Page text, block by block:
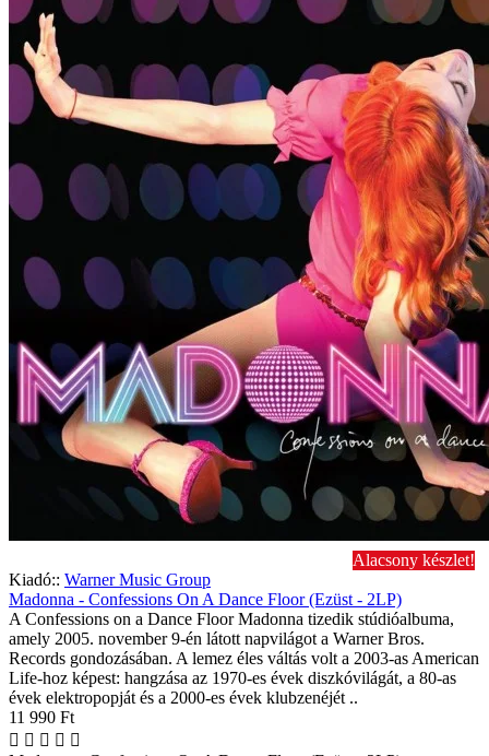
Alacsony készlet!
Kiadó:: Warner Music Group
Madonna - Confessions On A Dance Floor (Ezüst - 2LP)
A Confessions on a Dance Floor Madonna tizedik stúdióalbuma,
amely 2005. november 9-én látott napvilágot a Warner Bros.
Records gondozásában. A lemez éles váltás volt a 2003-as American
Life-hoz képest: hangzása az 1970-es évek diszkóvilágát, a 80-as
évek elektropopját és a 2000-es évek klubzenéjét ..
11 990 Ft